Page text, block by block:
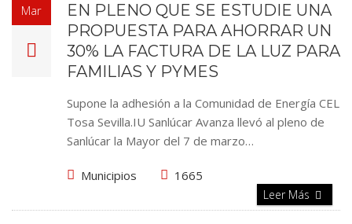
Mar
EN PLENO QUE SE ESTUDIE UNA
PROPUESTA PARA AHORRAR UN
30% LA FACTURA DE LA LUZ PARA
FAMILIAS Y PYMES
Supone la adhesión a la Comunidad de Energía CEL
Tosa Sevilla.IU Sanlúcar Avanza llevó al pleno de
Sanlúcar la Mayor del 7 de marzo…
Municipios 1665
Leer Más